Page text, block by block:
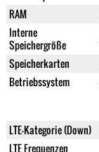
RAM
Interne
Speichergröße
Speicherkarten
Betriebssystem
LTE-Kategorie (Down)
LTE Frequenzen